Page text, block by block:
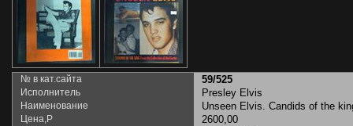
№ в кат.сайта 59/525
Исполнитель Presley Elvis
Наименование Unseen Elvis. Candids of the
Цена,Р 2600,00